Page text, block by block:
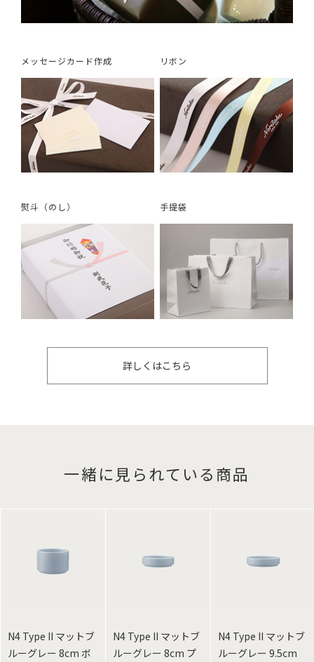
メッセージカード作成 リボン
熨斗（のし） 手提袋
詳しくはこちら
一緒に見られている商品
N4 Type II マットブ
ルーグレー 8cm ボ
N4 Type II マットブ
ルーグレー 8cm プ
N4 Type II マットブ
ルーグレー 9.5cm